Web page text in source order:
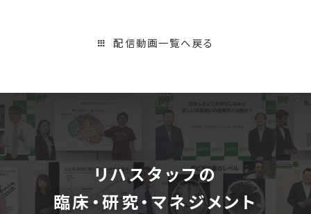
配信動画一覧へ戻る
リハスタッフの
臨床・研究・マネジメント